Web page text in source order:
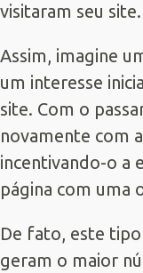
visitaram seu site.
Assim, imagine
um interesse
site. Com o
novamente com
incentivando-o a
página com uma
De fato, este
geram o maior